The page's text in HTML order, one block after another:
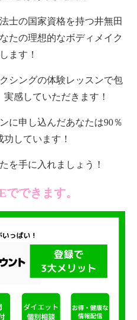
士の国家資格を持つ井無田
たの理想的なボディメイク
ます！
シングの体験レッスンで包
感していただきます！
に申し込んだあなたは90％
しています！
を手に入れましょう！
でできます。